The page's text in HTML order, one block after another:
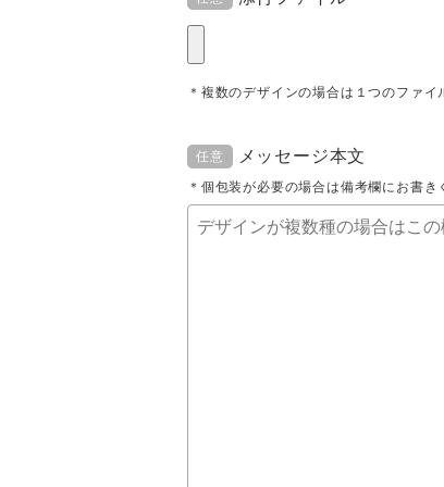
＊複数のデザインの場合は１つのファ
任意 メッセージ本文
＊個包装が必要の場合は備考欄にお書